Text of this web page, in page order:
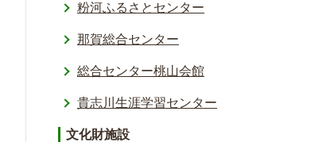
粉河ふるさとセンター
那賀総合センター
総合センター桃山会館
貴志川生涯学習センター
文化財施設